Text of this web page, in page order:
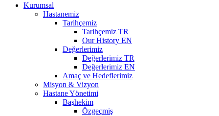
Kurumsal
Hastanemiz
Tarihçemiz
Tarihçemiz TR
Our History EN
Değerlerimiz
Değerlerimiz TR
Değerlerimiz EN
Amaç ve Hedeflerimiz
Misyon & Vizyon
Hastane Yönetimi
Başhekim
Özgeçmiş